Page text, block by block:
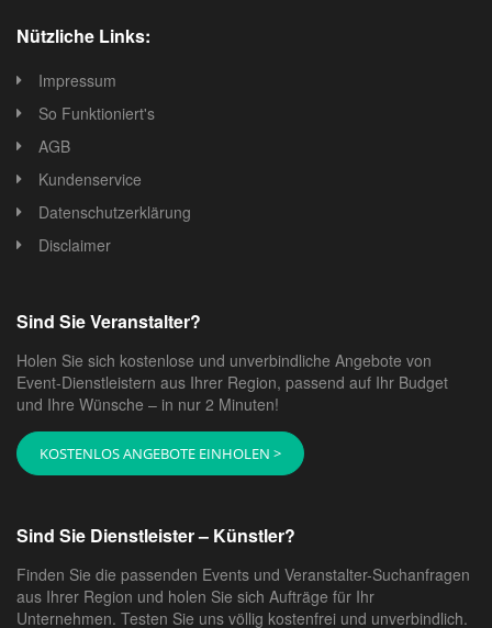
Nützliche Links:
Impressum
So Funktioniert's
AGB
Kundenservice
Datenschutzerklärung
Disclaimer
Sind Sie Veranstalter?
Holen Sie sich kostenlose und unverbindliche Angebote von
Event-Dienstleistern aus Ihrer Region, passend auf Ihr Budget
und Ihre Wünsche – in nur 2 Minuten!
KOSTENLOS ANGEBOTE EINHOLEN >
Sind Sie Dienstleister – Künstler?
Finden Sie die passenden Events und Veranstalter-Suchanfragen
aus Ihrer Region und holen Sie sich Aufträge für Ihr
Unternehmen. Testen Sie uns völlig kostenfrei und unverbindlich.